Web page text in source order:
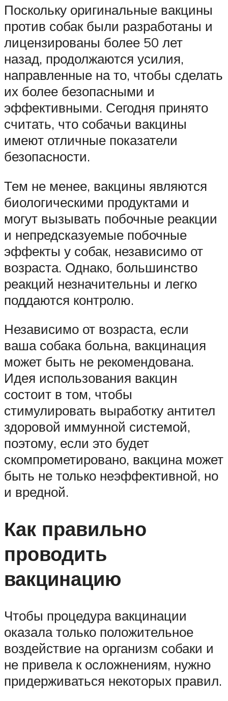
Поскольку оригинальные вакцины
против собак были разработаны и
лицензированы более 50 лет
назад, продолжаются усилия,
направленные на то, чтобы сделать
их более безопасными и
эффективными. Сегодня принято
считать, что собачьи вакцины
имеют отличные показатели
безопасности.
Тем не менее, вакцины являются
биологическими продуктами и
могут вызывать побочные реакции
и непредсказуемые побочные
эффекты у собак, независимо от
возраста. Однако, большинство
реакций незначительны и легко
поддаются контролю.
Независимо от возраста, если
ваша собака больна, вакцинация
может быть не рекомендована.
Идея использования вакцин
состоит в том, чтобы
стимулировать выработку антител
здоровой иммунной системой,
поэтому, если это будет
скомпрометировано, вакцина может
быть не только неэффективной, но
и вредной.
Как правильно
проводить
вакцинацию
Чтобы процедура вакцинации
оказала только положительное
воздействие на организм собаки и
не привела к осложнениям, нужно
придерживаться некоторых правил.